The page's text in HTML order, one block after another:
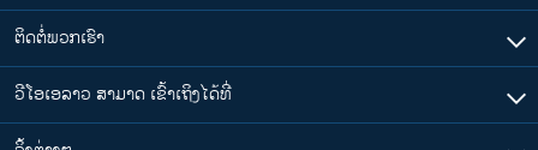
ຕິດຕໍ່ພວກເຮົາ
ວີໂອເອລາວ ສາມາດ ເຂົ້າເຖິງໄດ້ທີ່